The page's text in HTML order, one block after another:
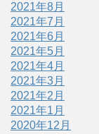
2021年8月
2021年7月
2021年6月
2021年5月
2021年4月
2021年3月
2021年2月
2021年1月
2020年12月